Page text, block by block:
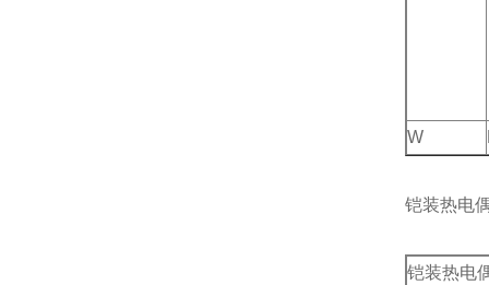
W
铠装热电
铠装热电